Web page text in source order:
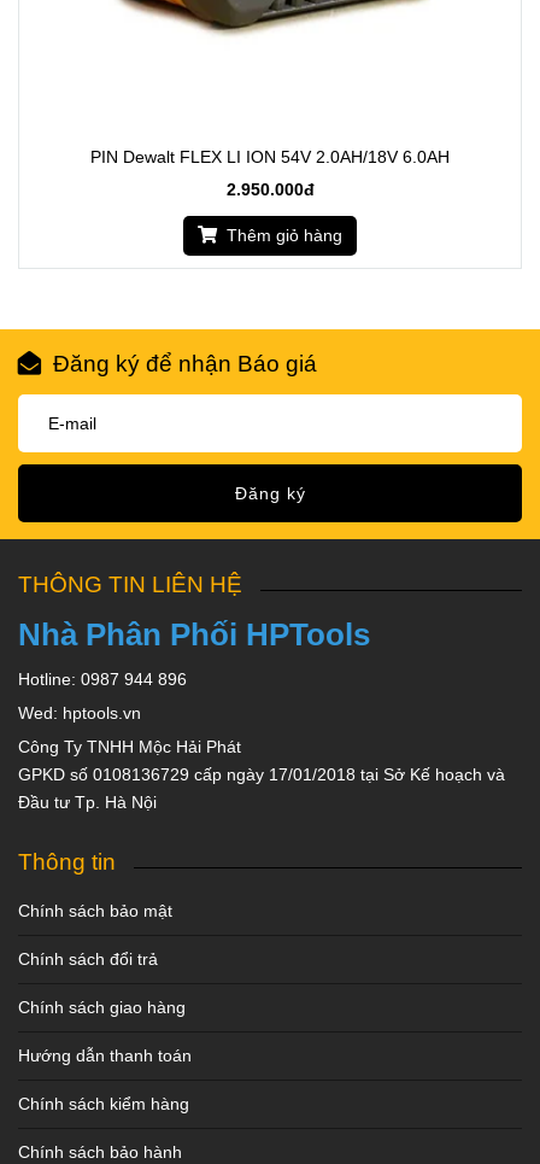
PIN Dewalt FLEX LI ION 54V 2.0AH/18V 6.0AH
2.950.000đ
Thêm giỏ hàng
Đăng ký để nhận Báo giá
Đăng ký
THÔNG TIN LIÊN HỆ
Nhà Phân Phối HPTools
Hotline: 0987 944 896
Wed: hptools.vn
Công Ty TNHH Mộc Hải Phát
GPKD số 0108136729 cấp ngày 17/01/2018 tại Sở Kế hoạch và
Đầu tư Tp. Hà Nội
Thông tin
Chính sách bảo mật
Chính sách đổi trả
Chính sách giao hàng
Hướng dẫn thanh toán
Chính sách kiểm hàng
Chính sách bảo hành